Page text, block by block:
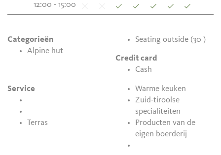
12:00 - 15:00
Categorieën
Alpine hut
Seating outside (30 )
Credit card
Cash
Service
Terras
Warme keuken
Zuid-tiroolse
specialiteiten
Producten van de
eigen boerderij